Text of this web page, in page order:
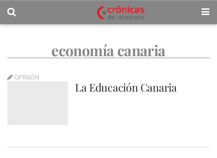
economía canaria
OPINIÓN
La Educación Canaria